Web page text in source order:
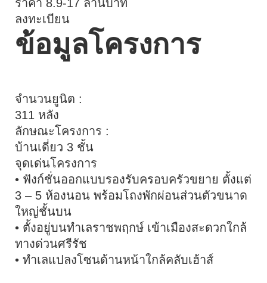
นโยบายคุ้มครองข้อมูลส่วนบุคคล
ราคา 8.9-17 ล้านบาท
ลงทะเบียน
ข้อมูลโครงการ
จำนวนยูนิต :
311 หลัง
ลักษณะโครงการ :
บ้านเดี่ยว 3 ชั้น
จุดเด่นโครงการ
• ฟังก์ชั่นออกแบบรองรับครอบครัวขยาย ตั้งแต่
3 – 5 ห้องนอน พร้อมโถงพักผ่อนส่วนตัวขนาด
ใหญ่ชั้นบน
• ตั้งอยู่บนทำเลราชพฤกษ์ เข้าเมืองสะดวกใกล้
ทางด่วนศรีรัช
• ทำเลแปลงโซนด้านหน้าใกล้คลับเฮ้าส์